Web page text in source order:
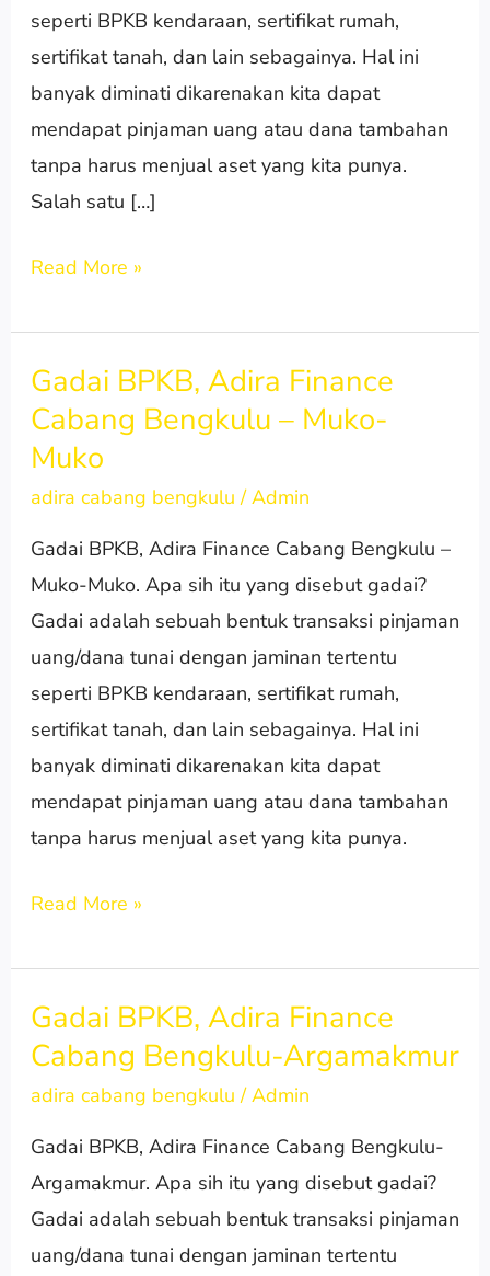
seperti BPKB kendaraan, sertifikat rumah,
sertifikat tanah, dan lain sebagainya. Hal ini
banyak diminati dikarenakan kita dapat
mendapat pinjaman uang atau dana tambahan
tanpa harus menjual aset yang kita punya.
Salah satu […]
Read More »
Gadai BPKB, Adira Finance
Cabang Bengkulu – Muko-
Muko
adira cabang bengkulu /Admin
Gadai BPKB, Adira Finance Cabang Bengkulu –
Muko-Muko. Apa sih itu yang disebut gadai?
Gadai adalah sebuah bentuk transaksi pinjaman
uang/dana tunai dengan jaminan tertentu
seperti BPKB kendaraan, sertifikat rumah,
sertifikat tanah, dan lain sebagainya. Hal ini
banyak diminati dikarenakan kita dapat
mendapat pinjaman uang atau dana tambahan
tanpa harus menjual aset yang kita punya.
Gadai
BPKB,
Adira
Finance
Bengkulu
–
Muko-
Muko
Read More »
Gadai BPKB, Adira Finance
Cabang Bengkulu-Argamakmur
adira cabang bengkulu /Admin
Gadai BPKB, Adira Finance Cabang Bengkulu-
Argamakmur. Apa sih itu yang disebut gadai?
Gadai adalah sebuah bentuk transaksi pinjaman
uang/dana tunai dengan jaminan tertentu
Gadai
BPKB,
Adira
Cabang
Bengkulu-
Argamakmur